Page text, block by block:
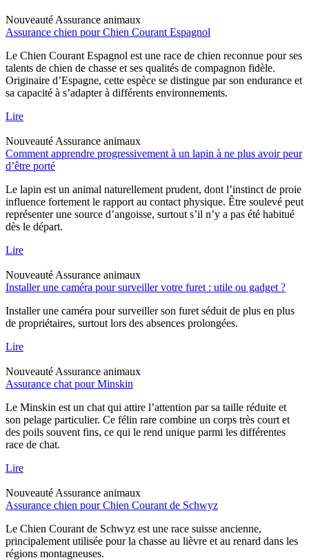
Nouveauté Assurance animaux
Assurance chien pour Chien Courant Espagnol
Le Chien Courant Espagnol est une race de chien reconnue pour ses
talents de chien de chasse et ses qualités de compagnon fidèle.
Originaire d’Espagne, cette espèce se distingue par son endurance et
sa capacité à s’adapter à différents environnements.
Lire
Nouveauté Assurance animaux
Comment apprendre progressivement à un lapin à ne plus avoir peur
d’être porté
Le lapin est un animal naturellement prudent, dont l’instinct de proie
influence fortement le rapport au contact physique. Être soulevé peut
représenter une source d’angoisse, surtout s’il n’y a pas été habitué
dès le départ.
Lire
Nouveauté Assurance animaux
Installer une caméra pour surveiller votre furet : utile ou gadget ?
Installer une caméra pour surveiller son furet séduit de plus en plus
de propriétaires, surtout lors des absences prolongées.
Lire
Nouveauté Assurance animaux
Assurance chat pour Minskin
Le Minskin est un chat qui attire l’attention par sa taille réduite et
son pelage particulier. Ce félin rare combine un corps très court et
des poils souvent fins, ce qui le rend unique parmi les différentes
race de chat.
Lire
Nouveauté Assurance animaux
Assurance chien pour Chien Courant de Schwyz
Le Chien Courant de Schwyz est une race suisse ancienne,
principalement utilisée pour la chasse au lièvre et au renard dans les
régions montagneuses.